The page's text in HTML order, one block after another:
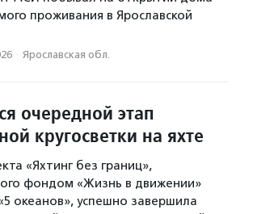
проживания в Ярославской
· Ярославская обл.
очередной этап
кругосветки на яхте
«Яхтинг без границ»,
фондом «Жизнь в движении»
океанов», успешно завершила